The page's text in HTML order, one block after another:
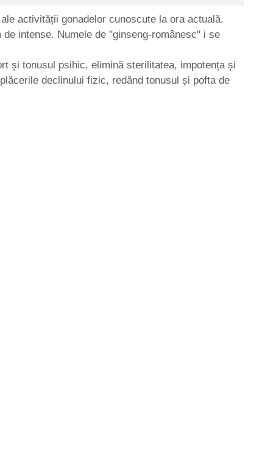
activității gonadelor cunoscute la ora actuală.
intense. Numele de "ginseng-românesc" i se
și tonusul psihic, elimină sterilitatea, impotența și
declinului fizic, redând tonusul și pofta de